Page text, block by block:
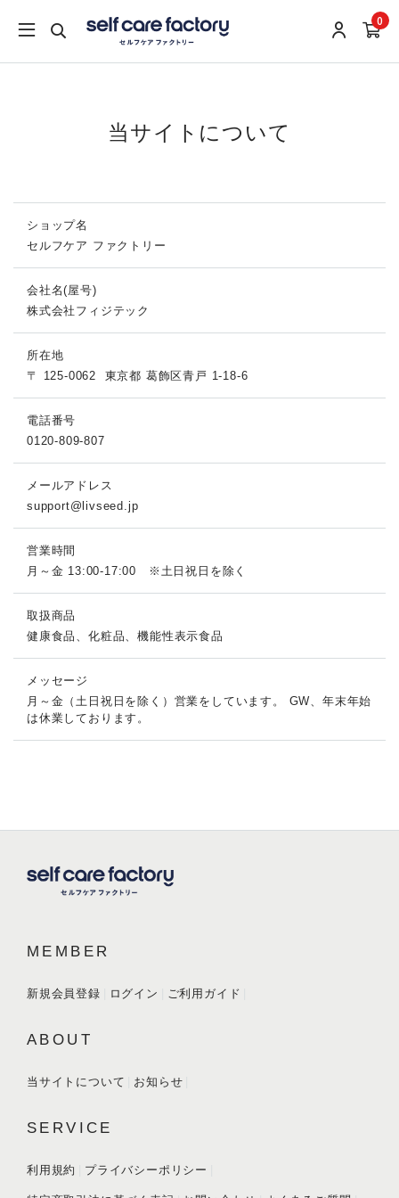
0
当サイトについて
ショップ名
セルフケア ファクトリー
会社名(屋号)
株式会社フィジテック
所在地
〒 125-0062 東京都 葛飾区青戸 1-18-6
電話番号
0120-809-807
メールアドレス
support@livseed.jp
営業時間
月～金 13:00-17:00 ※土日祝日を除く
取扱商品
健康食品、化粧品、機能性表示食品
メッセージ
月～金（土日祝日を除く）営業をしています。 GW、年末年始
は休業しております。
MEMBER
新規会員登録 ログイン ご利用ガイド
ABOUT
当サイトについて お知らせ
SERVICE
利用規約 プライバシーポリシー